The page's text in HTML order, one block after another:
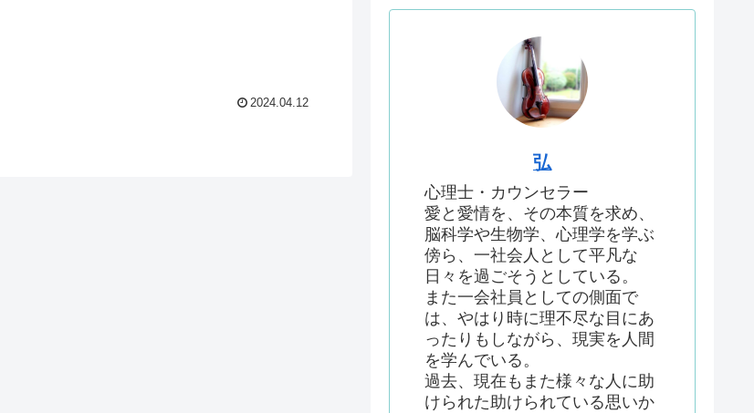
2024.04.12
弘
心理士・カウンセラー
愛と愛情を、その本質を求め、
脳科学や生物学、心理学を学ぶ
傍ら、一社会人として平凡な
日々を過ごそうとしている。
また一会社員としての側面で
は、やはり時に理不尽な目にあ
ったりもしながら、現実を人間
を学んでいる。
過去、現在もまた様々な人に助
けられた助けられている思いか